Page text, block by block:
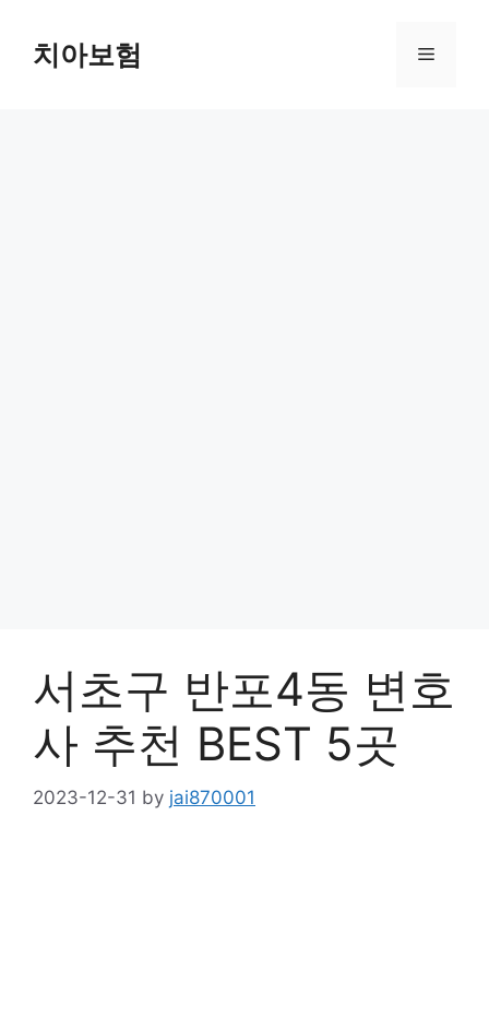
content치아보험 Menu
서초구 반포4동 변호
사 추천 BEST 5곳
2023-12-31 by jai870001